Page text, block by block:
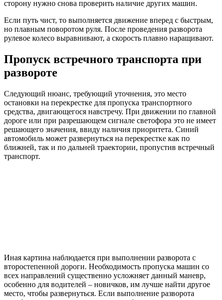
сторону нужно снова проверить наличие других машин.
Если путь чист, то выполняется движение вперед с быстрым,
но плавным поворотом руля. После проведения разворота
рулевое колесо выравнивают, а скорость плавно наращивают.
Пропуск встречного транспорта при
развороте
Следующий нюанс, требующий уточнения, это место
остановки на перекрестке для пропуска транспортного
средства, двигающегося навстречу. При движении по главной
дороге или при разрешающем сигнале светофора это не имеет
решающего значения, ввиду наличия приоритета. Синий
автомобиль может развернуться на перекрестке как по
ближней, так и по дальней траектории, пропустив встречный
транспорт.
Иная картина наблюдается при выполнении разворота с
второстепенной дороги. Необходимость пропуска машин со
всех направлений существенно усложняет данный маневр,
особенно для водителей – новичков, им лучше найти другое
место, чтобы развернуться. Если выполнение разворота